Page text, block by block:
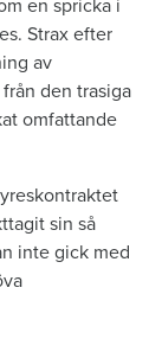
en spricka i
Strax efter
av
den trasiga
omfattande
sin så
inte gick med